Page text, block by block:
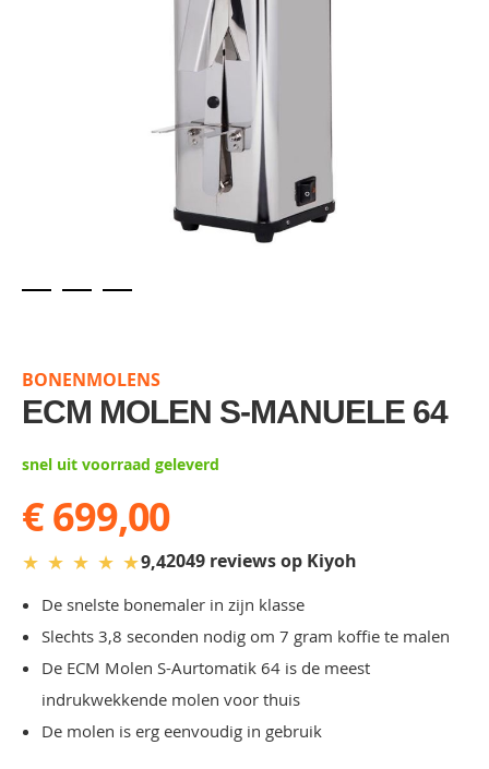
beginning
of
the
gallery
BONENMOLENS
ECM MOLEN S-MANUELE 64
snel uit voorraad geleverd
€ 699,00
★ ★ ★ ★ ★9,42049 reviews op Kiyoh
De snelste bonemaler in zijn klasse
Slechts 3,8 seconden nodig om 7 gram koffie te malen
De ECM Molen S-Aurtomatik 64 is de meest
indrukwekkende molen voor thuis
De molen is erg eenvoudig in gebruik